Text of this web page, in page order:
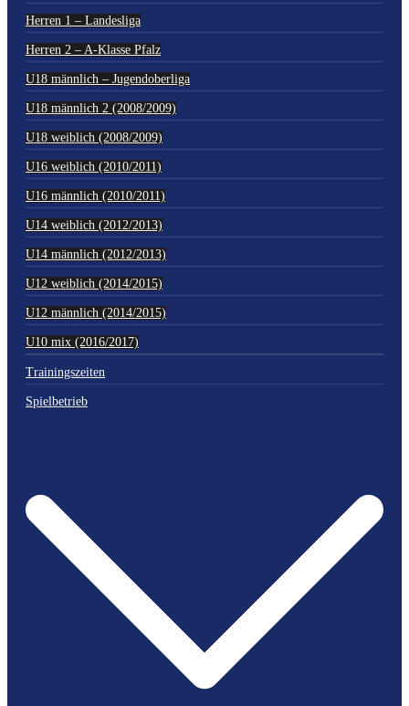
Herren 1 – Landesliga
Herren 2 – A-Klasse Pfalz
U18 männlich – Jugendoberliga
U18 männlich 2 (2008/2009)
U18 weiblich (2008/2009)
U16 weiblich (2010/2011)
U16 männlich (2010/2011)
U14 weiblich (2012/2013)
U14 männlich (2012/2013)
U12 weiblich (2014/2015)
U12 männlich (2014/2015)
U10 mix (2016/2017)
Trainingszeiten
Spielbetrieb